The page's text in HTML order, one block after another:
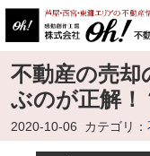
不動産の売却
ぶのが正解！
2020-10-06 カテゴリ：